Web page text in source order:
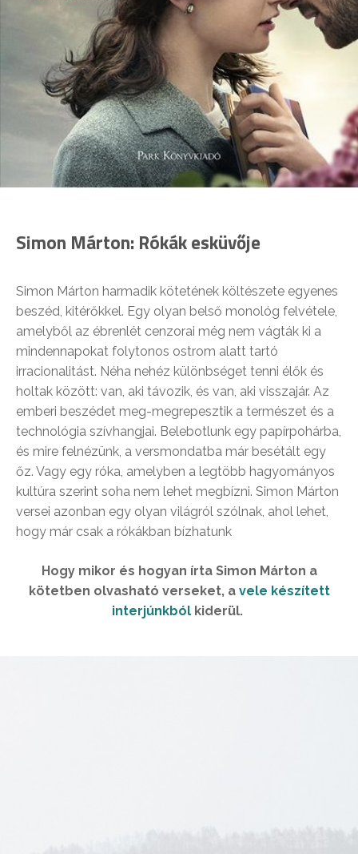
Simon Márton: Rókák esküvője
Simon Márton harmadik kötetének költészete egyenes
beszéd, kitérőkkel. Egy olyan belső monológ felvétele,
amelyből az ébrenlét cenzorai még nem vágták ki a
mindennapokat folytonos ostrom alatt tartó
irracionalitást. Néha nehéz különbséget tenni élők és
holtak között: van, aki távozik, és van, aki visszajár. Az
emberi beszédet meg-megrepesztik a természet és a
technológia szívhangjai. Belebotlunk egy papírpohárba,
és mire felnézünk, a versmondatba már besétált egy
őz. Vagy egy róka, amelyben a legtöbb hagyományos
kultúra szerint soha nem lehet megbízni. Simon Márton
versei azonban egy olyan világról szólnak, ahol lehet,
hogy már csak a rókákban bízhatunk
Hogy mikor és hogyan írta Simon Márton a
kötetben olvasható verseket, a vele készített
interjúnkból kiderül.